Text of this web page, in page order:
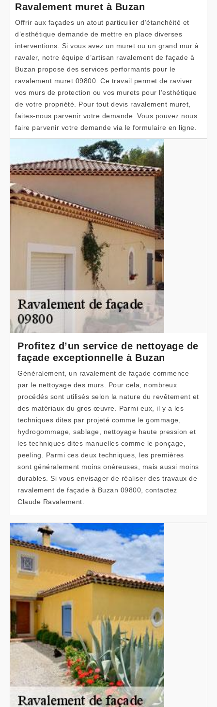
Ravalement muret à Buzan
Offrir aux façades un atout particulier d’étanchéité et
d’esthétique demande de mettre en place diverses
interventions. Si vous avez un muret ou un grand mur à
ravaler, notre équipe d’artisan ravalement de façade à
Buzan propose des services performants pour le
ravalement muret 09800. Ce travail permet de raviver
vos murs de protection ou vos murets pour l’esthétique
de votre propriété. Pour tout devis ravalement muret,
faites-nous parvenir votre demande. Vous pouvez nous
faire parvenir votre demande via le formulaire en ligne.
Profitez d’un service de nettoyage de
façade exceptionnelle à Buzan
Généralement, un ravalement de façade commence
par le nettoyage des murs. Pour cela, nombreux
procédés sont utilisés selon la nature du revêtement et
des matériaux du gros œuvre. Parmi eux, il y a les
techniques dites par projeté comme le gommage,
hydrogommage, sablage, nettoyage haute pression et
les techniques dites manuelles comme le ponçage,
peeling. Parmi ces deux techniques, les premières
sont généralement moins onéreuses, mais aussi moins
durables. Si vous envisager de réaliser des travaux de
ravalement de façade à Buzan 09800, contactez
Claude Ravalement.